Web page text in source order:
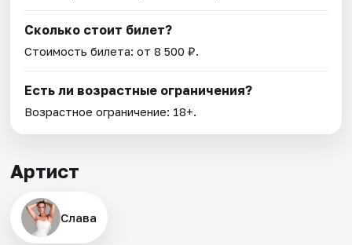
Сколько стоит билет?
Стоимость билета: от 8 500 ₽.
Есть ли возрастные ограничения?
Возрастное ограничение: 18+.
Артист
Слава